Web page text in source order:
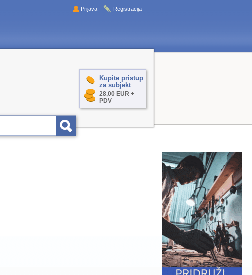
Prijava Registracija
Kupite pristup
za subjekt
28,00 EUR +
PDV